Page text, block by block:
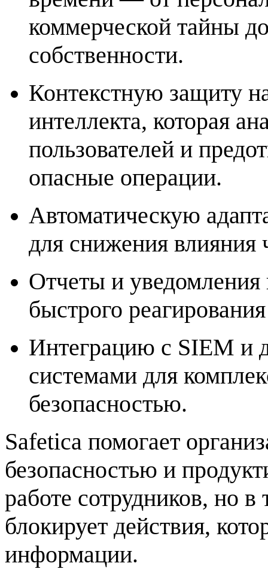
коммерческой тайны
собственности.
Контекстную защиту
интеллекта, которая
пользователей и
опасные операции.
Автоматическую
для снижения влияния
Отчеты и
быстрого
Интеграцию с SIEM и
системами для
безопасностью.
Safetica помогает
безопасностью и
работе сотрудников, но
блокирует действия,
информации.